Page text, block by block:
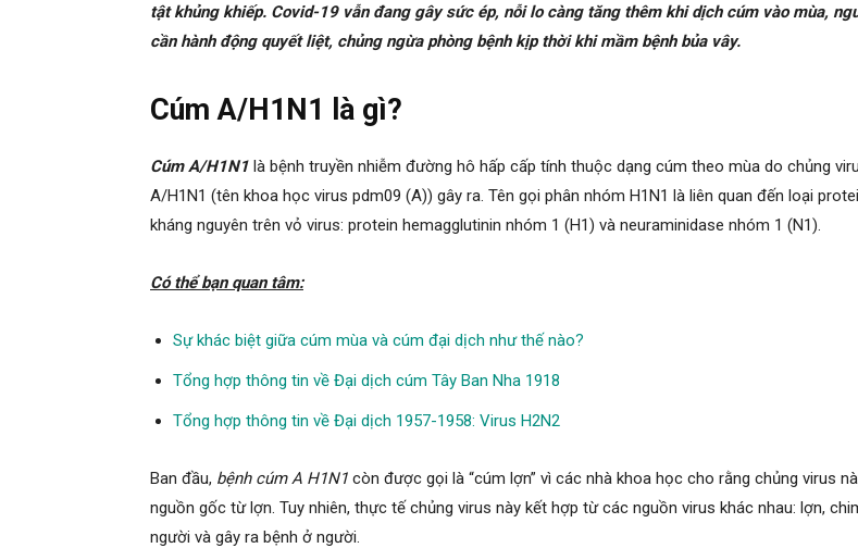
tật khủng khiếp. Covid-19 vẫn đang gây sức ép, nỗi lo càng tăng thêm khi dịch cúm vào mùa,
cần hành động quyết liệt, chủng ngừa phòng bệnh kịp thời khi mầm bệnh bủa vây.
Cúm A/H1N1 là gì?
Cúm A/H1N1 là bệnh truyền nhiễm đường hô hấp cấp tính thuộc dạng cúm theo mùa do chủng
A/H1N1 (tên khoa học virus pdm09 (A)) gây ra. Tên gọi phân nhóm H1N1 là liên quan đến loại
kháng nguyên trên vỏ virus: protein hemagglutinin nhóm 1 (H1) và neuraminidase nhóm 1 (N1).
Có thể bạn quan tâm:
Sự khác biệt giữa cúm mùa và cúm đại dịch như thế nào?
Tổng hợp thông tin về Đại dịch cúm Tây Ban Nha 1918
Tổng hợp thông tin về Đại dịch 1957-1958: Virus H2N2
Ban đầu, bệnh cúm A H1N1 còn được gọi là “cúm lợn” vì các nhà khoa học cho rằng chủng virus
nguồn gốc từ lợn. Tuy nhiên, thực tế chủng virus này kết hợp từ các nguồn virus khác nhau: lợn,
người và gây ra bệnh ở người.